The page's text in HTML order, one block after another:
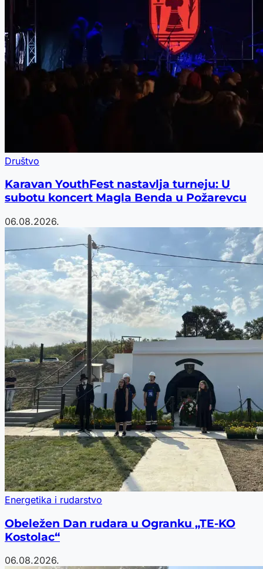
Društvo
Karavan YouthFest nastavlja turneju: U
subotu koncert Magla Benda u Požarevcu
06.08.2026.
Energetika i rudarstvo
Obeležen Dan rudara u Ogranku „TE-KO
Kostolac“
06.08.2026.